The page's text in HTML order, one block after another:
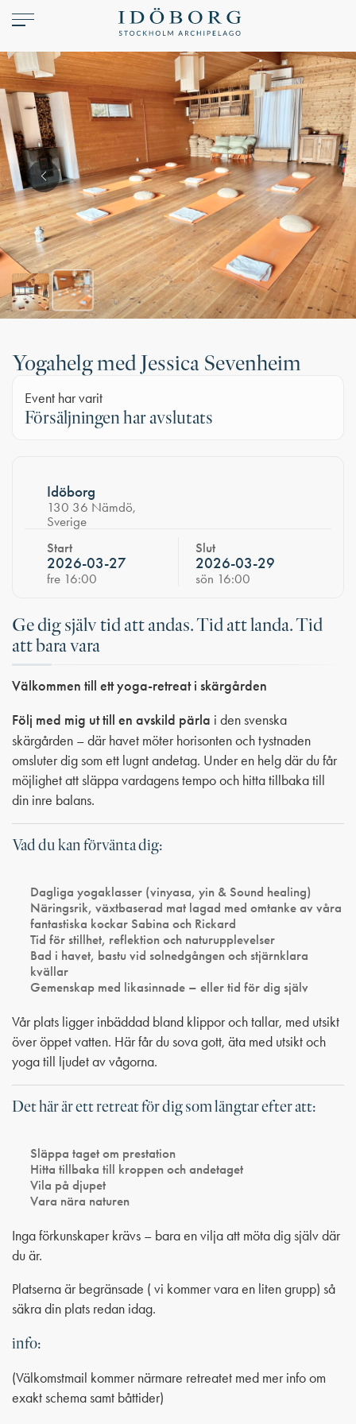
Yogahelg med Jessica Sevenheim
Event har varit
Försäljningen har avslutats
Idöborg
130 36 Nämdö,
Sverige
Start
2026-03-27
fre 16:00
Slut
2026-03-29
sön 16:00
Ge dig själv tid att andas. Tid att landa. Tid
att bara vara
Välkommen till ett yoga-retreat i skärgården
Följ med mig ut till en avskild pärla i den svenska
skärgården – där havet möter horisonten och tystnaden
omsluter dig som ett lugnt andetag. Under en helg där du får
möjlighet att släppa vardagens tempo och hitta tillbaka till
din inre balans.
Vad du kan förvänta dig:
Dagliga yogaklasser(vinyasa, yin & Sound healing)
Näringsrik, växtbaserad matlagad med omtanke av våra
fantastiska kockar Sabina och Rickard
Tid för stillhet, reflektion och naturupplevelser
Bad i havet, bastuvid solnedgången och stjärnklara
kvällar
Gemenskap med likasinnade – eller tid för dig själv
Vår plats ligger inbäddad bland klippor och tallar, med utsikt
över öppet vatten. Här får du sova gott, äta med utsikt och
yoga till ljudet av vågorna.
Det här är ett retreat för dig som längtar efter att:
Släppa taget om prestation
Hitta tillbaka till kroppen och andetaget
Vila på djupet
Vara nära naturen
Inga förkunskaper krävs – bara en vilja att möta dig själv där
du är.
Platserna är begränsade ( vi kommer vara en liten grupp) så
säkra din plats redan idag.
info:
(Välkomstmail kommer närmare retreatet med mer info om
exakt schema samt båttider)